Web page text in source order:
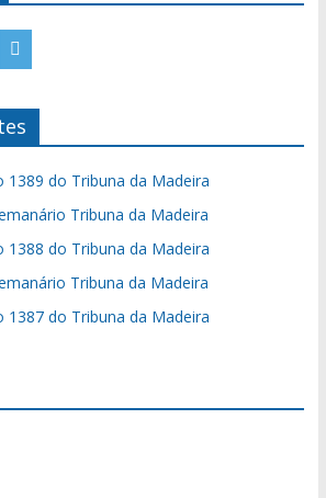
1389 do Tribuna da Madeira
Tribuna da Madeira
1388 do Tribuna da Madeira
Tribuna da Madeira
1387 do Tribuna da Madeira